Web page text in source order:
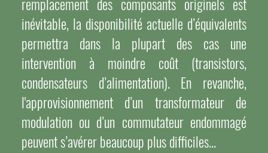
remplacement des composants originels est
inévitable, la disponibilité actuelle d’équivalents
permettra dans la plupart des cas une
intervention à moindre coût (transistors,
condensateurs d’alimentation). En revanche,
l'approvisionnement d’un transformateur de
modulation ou d’un commutateur endommagé
peuvent s’avérer beaucoup plus difficiles...